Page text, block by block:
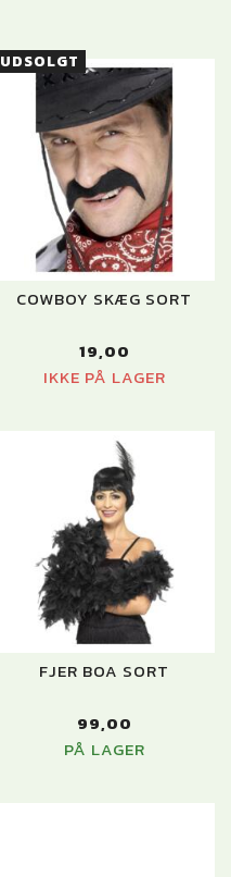
UDSOLGT
COWBOY SKÆG SORT
19,00
IKKE PÅ LAGER
FJER BOA SORT
99,00
PÅ LAGER